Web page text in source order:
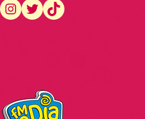
https://www.instagram.com/fmodia.macae/ https://twitter.com/fmodia.macae/ https://www.tiktok.com/@fmodia.macae